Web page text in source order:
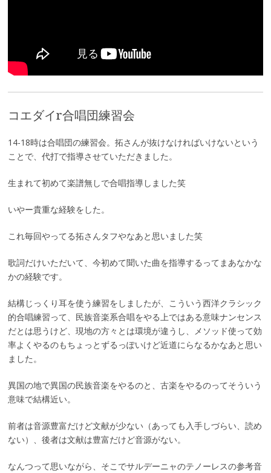
コエダイr合唱団練習会
14-18時は合唱団の練習会。拓さんが抜けなければいけないという
ことで、代打で指導させていただきました。
生まれて初めて楽譜無しで合唱指導しました笑
いやー貴重な経験をした。
これ毎回やってる拓さんタフやなあと思いました笑
歌詞だけいただいて、今初めて聞いた曲を指導するってまあなかな
かの経験です。
結構じっくり耳を使う練習をしましたが、こういう西洋クラシック
的合唱練習って、民族音楽系合唱をやる上ではある意味ナンセンス
だとは思うけど、現地の方々とは環境が違うし、メソッド使って効
率よくやるのもちょっとずるっぽいけど近道にらなるかなあと思い
ました。
異国の地で異国の民族音楽をやるのと、古楽をやるのってそういう
意味で結構近い。
前者は音源豊富だけど文献が少ない（あっても入手しづらい、読め
ない）、後者は文献は豊富だけど音源がない。
なんつって思いながら、そこでサルデーニャのテノーレスの参考音